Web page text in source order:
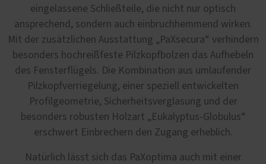
eingelassene Schließteile, die nicht nur optisch
ansprechend, sondern auch einbruchhemmend wirken.
Mit der zusätzlichen Ausstattung „PaXsecura“ verhindern
besonders hochreißfeste Pilzkopfbolzen das Aufhebeln
des Fensterflügels. Die Kombination aus umlaufender
Pilzkopfverriegelung, einer speziell entwickelten
Profilgeometrie, Sicherheitsverglasung und der
besonders robusten Holzart „Eukalyptus-Globulus“
erschwert Einbrechern den Zugang erheblich.
Natürlich lässt sich das PaXoptima auch mit einer